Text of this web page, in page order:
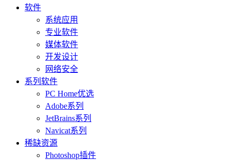
软件
系统应用
专业软件
媒体软件
开发设计
网络安全
系列软件
PC Home优选
Adobe系列
JetBrains系列
Navicat系列
稀缺资源
Photoshop插件